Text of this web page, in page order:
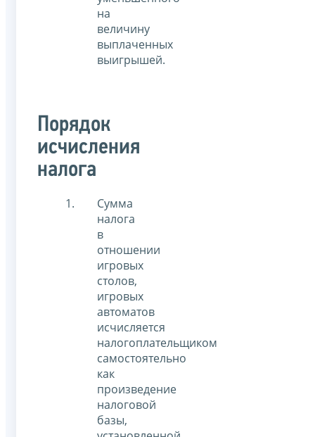
на
величину
выплаченных
выигрышей.
Порядок
исчисления
налога
Сумма
налога
в
отношении
игровых
столов,
игровых
автоматов
исчисляется
налогоплательщиком
самостоятельно
как
произведение
налоговой
базы,